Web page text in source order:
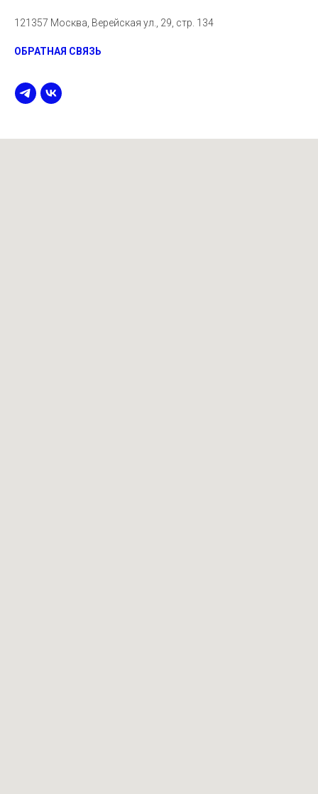
121357 Москва, Верейская ул., 29, стр. 134
ОБРАТНАЯ СВЯЗЬ